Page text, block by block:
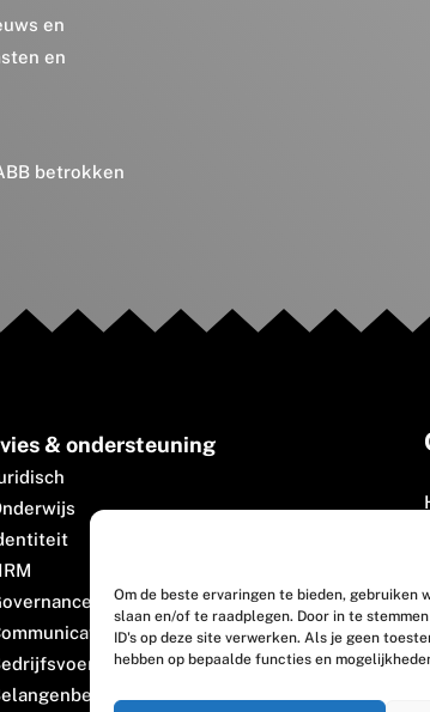
Om de beste ervaringen te bieden,
slaan en/of te raadplegen. Door in te
ID's op deze site verwerken. Als je geen
hebben op bepaalde functies en
en
en
betrokken
& ondersteuning